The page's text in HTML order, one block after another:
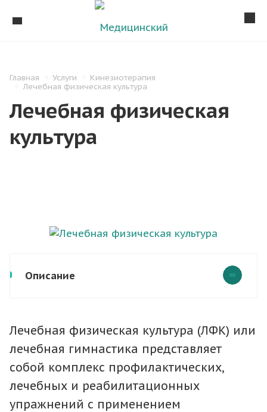
Главная Услуги
Кинезиотерапия
Лечебная физическая культура
Лечебная физическая
культура
Описание
Лечебная физическая культура (ЛФК) или
лечебная гимнастика представляет
собой комплекс профилактических,
лечебных и реабилитационных
упражнений с применением